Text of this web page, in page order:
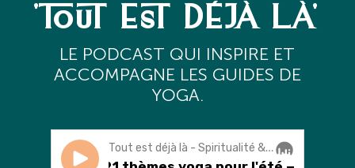
'TOUT EST DÉJÀ LÀ'
LE PODCAST QUI INSPIRE ET
ACCOMPAGNE LES GUIDES DE
YOGA.